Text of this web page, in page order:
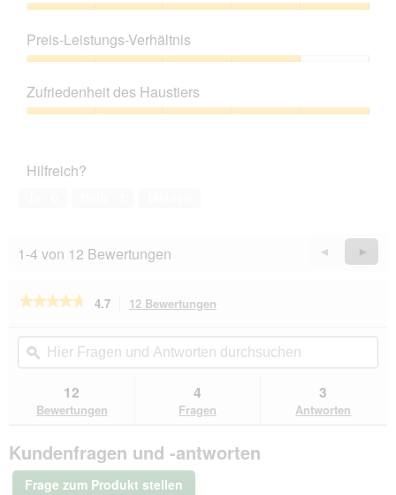
5
von
5
Preis-Leistungs-Verhältnis
Leistungs-
Verhältnis,
4
Zufriedenheit des Haustiers
5
Hilfreich?
1-4 von 12 Bewertungen
Zurück
Reviews
◄
Weiter
►
★★★★★
★★★★★
5
lesen
REAL
WILDERNESS
Trockenfutter
Adult,
4.7 12 Bewertungen
Aktion
navigierst
du
Hier
Fragen
und
Antworten
durchsuchen
ϙ
12
Bewertungen
4
Fragen
3
Antworten
Kundenfragen und -antworten
Frage zum Produkt stellen